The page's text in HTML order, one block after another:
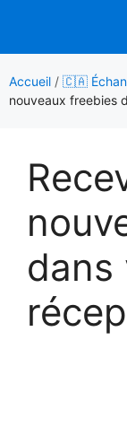
contenu
Accueil / 🇨🇦
nouveaux freebies
dans